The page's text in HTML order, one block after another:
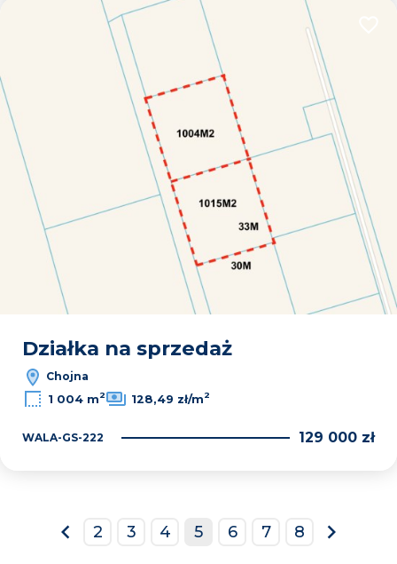
Działka na sprzedaż
Chojna
1 004 m2 128,49 zł/m2
WALA-GS-222 129 000 zł
prev
2 3 4 5 6 7 8
next